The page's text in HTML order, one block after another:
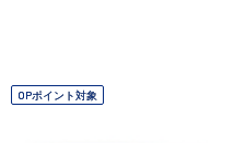
OPポイント対象